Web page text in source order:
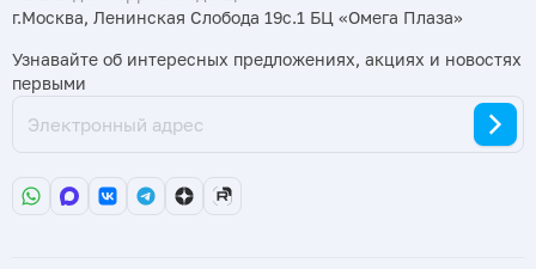
г.Москва, Ленинская Слобода 19с.1 БЦ «Омега Плаза»
Узнавайте об интересных предложениях, акциях и новостях
первыми